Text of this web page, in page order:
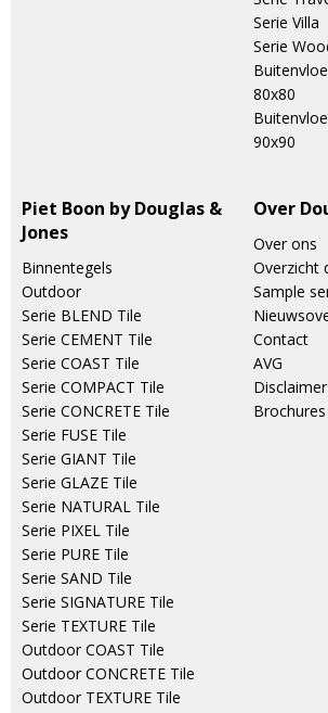
Serie Villa
Serie
80x80
90x90
Piet Boon by Douglas &
Jones
Binnentegels
Outdoor
Serie BLEND Tile
Serie CEMENT Tile
Serie COAST Tile
Serie COMPACT Tile
Serie CONCRETE Tile
Serie FUSE Tile
Serie GIANT Tile
Serie GLAZE Tile
Serie NATURAL Tile
Serie PIXEL Tile
Serie PURE Tile
Serie SAND Tile
Serie SIGNATURE Tile
Serie TEXTURE Tile
Outdoor COAST Tile
Outdoor CONCRETE Tile
Outdoor TEXTURE Tile
Over
Over ons
Overzicht
Sample
Contact
AVG
Disclaimer
Brochures